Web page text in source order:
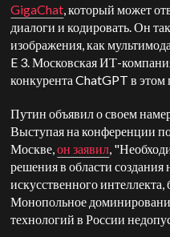
GigaChat,которыйможет
диалоги и кодировать. Он
изображения, как
E 3. Московская ИТ-
конкурента ChatGPT в этом
Путин объявил о своем
Выступая на конференции
Москве,он заявил,
решения в области
искусственного
Монопольное
технологий в России